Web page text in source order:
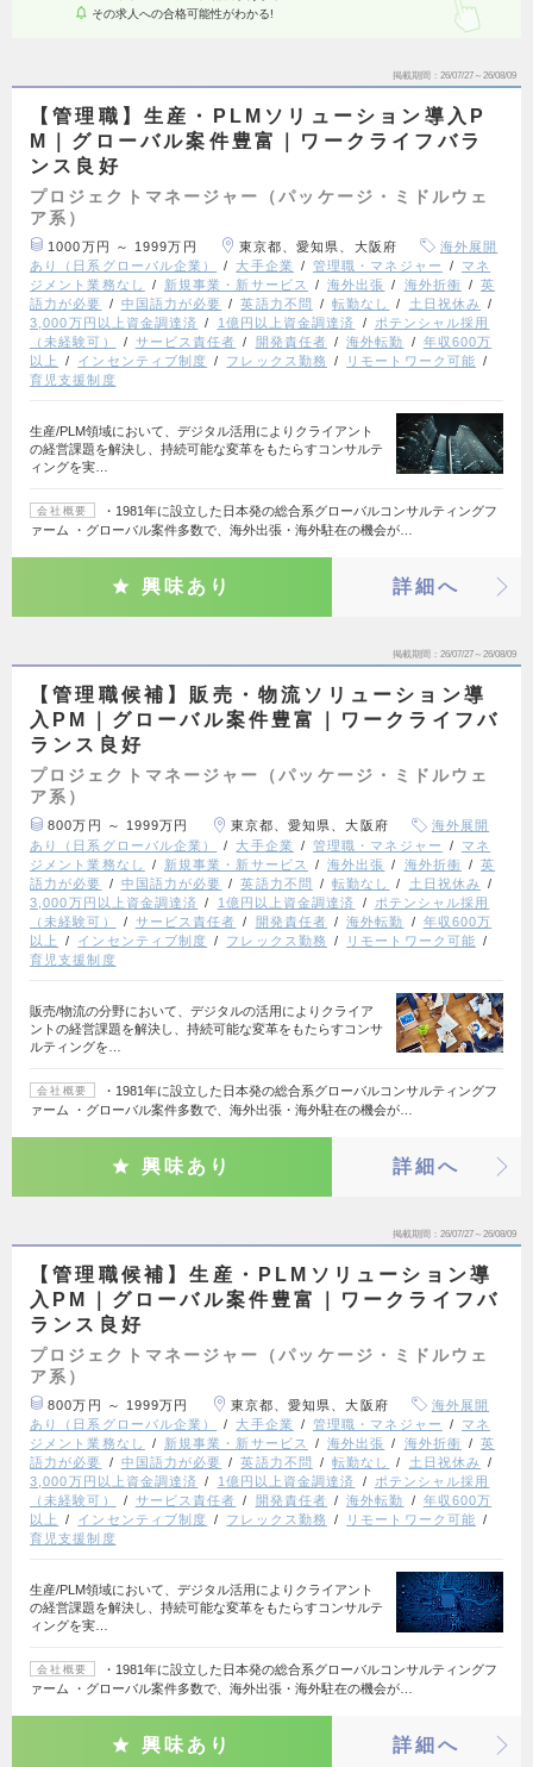
その求人への合格可能性がわかる!
掲載期間 26/07/27～26/08/09
【管理職】生産・PLMソリューション導入P
M｜グローバル案件豊富｜ワークライフバラ
ンス良好
プロジェクトマネージャー（パッケージ・ミドルウェ
ア系）
1000万円 ～ 1999万円 東京都、愛知県、大阪府
海外展開
あり（日系グローバル企業）
大手企業 管理職・マネジャー
マネ
ジメント業務なし
新規事業・新サービス 海外出張 海外折衝
英
語力が必要
中国語力が必要 英語力不問 転勤なし
土日祝休み
3,000万円以上資金調達済
1億円以上資金調達済
ポテンシャル採用
（未経験可）
サービス責任者 開発責任者 海外転勤
年収600万
以上
インセンティブ制度 フレックス勤務
リモートワーク可能
育児支援制度
生産/PLM領域において、デジタル活用によりクライアント
の経営課題を解決し、持続可能な変革をもたらすコンサルテ
ィングを実…
会社概要
・1981年に設立した日本発の総合系グローバルコンサルティングフ
ァーム ・グローバル案件多数で、海外出張・海外駐在の機会が…
興味あり 詳細へ
掲載期間 26/07/27～26/08/09
【管理職候補】販売・物流ソリューション導
入PM｜グローバル案件豊富｜ワークライフバ
ランス良好
プロジェクトマネージャー（パッケージ・ミドルウェ
ア系）
800万円 ～ 1999万円 東京都、愛知県、大阪府
海外展開
あり（日系グローバル企業）
大手企業 管理職・マネジャー
マネ
ジメント業務なし
新規事業・新サービス 海外出張 海外折衝
英
語力が必要
中国語力が必要 英語力不問 転勤なし
土日祝休み
3,000万円以上資金調達済
1億円以上資金調達済
ポテンシャル採用
（未経験可）
サービス責任者 開発責任者 海外転勤
年収600万
以上
インセンティブ制度 フレックス勤務
リモートワーク可能
育児支援制度
販売/物流の分野において、デジタルの活用によりクライア
ントの経営課題を解決し、持続可能な変革をもたらすコンサ
ルティングを…
会社概要
・1981年に設立した日本発の総合系グローバルコンサルティングフ
ァーム ・グローバル案件多数で、海外出張・海外駐在の機会が…
興味あり 詳細へ
掲載期間 26/07/27～26/08/09
【管理職候補】生産・PLMソリューション導
入PM｜グローバル案件豊富｜ワークライフバ
ランス良好
プロジェクトマネージャー（パッケージ・ミドルウェ
ア系）
800万円 ～ 1999万円 東京都、愛知県、大阪府
海外展開
あり（日系グローバル企業）
大手企業 管理職・マネジャー
マネ
ジメント業務なし
新規事業・新サービス 海外出張 海外折衝
英
語力が必要
中国語力が必要 英語力不問 転勤なし
土日祝休み
3,000万円以上資金調達済
1億円以上資金調達済
ポテンシャル採用
（未経験可）
サービス責任者 開発責任者 海外転勤
年収600万
以上
インセンティブ制度 フレックス勤務
リモートワーク可能
育児支援制度
生産/PLM領域において、デジタル活用によりクライアント
の経営課題を解決し、持続可能な変革をもたらすコンサルテ
ィングを実…
会社概要
・1981年に設立した日本発の総合系グローバルコンサルティングフ
ァーム ・グローバル案件多数で、海外出張・海外駐在の機会が…
興味あり 詳細へ